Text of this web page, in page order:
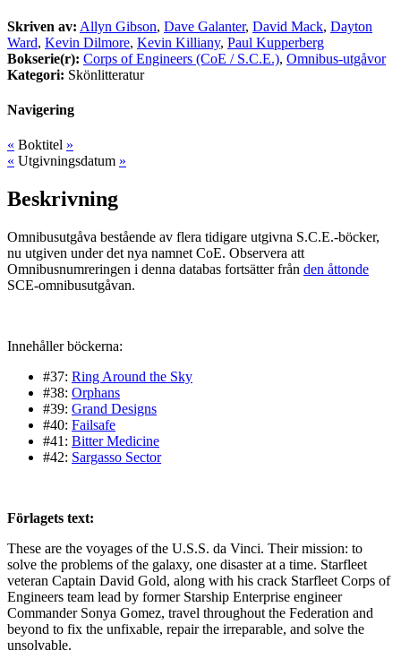
Skriven av: Allyn Gibson, Dave Galanter, David Mack, Dayton
Ward, Kevin Dilmore, Kevin Killiany, Paul Kupperberg
Bokserie(r): Corps of Engineers (CoE / S.C.E.), Omnibus-utgåvor
Kategori: Skönlitteratur
Navigering
« Boktitel »
« Utgivningsdatum »
Beskrivning
Omnibusutgåva bestående av flera tidigare utgivna S.C.E.-böcker,
nu utgiven under det nya namnet CoE. Observera att
Omnibusnumreringen i denna databas fortsätter från den åttonde
SCE-omnibusutgåvan.
Innehåller böckerna:
#37: Ring Around the Sky
#38: Orphans
#39: Grand Designs
#40: Failsafe
#41: Bitter Medicine
#42: Sargasso Sector
Förlagets text:
These are the voyages of the U.S.S. da Vinci. Their mission: to
solve the problems of the galaxy, one disaster at a time. Starfleet
veteran Captain David Gold, along with his crack Starfleet Corps of
Engineers team lead by former Starship Enterprise engineer
Commander Sonya Gomez, travel throughout the Federation and
beyond to fix the unfixable, repair the irreparable, and solve the
unsolvable.